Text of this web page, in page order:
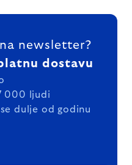
newsletter?
dostavu
000 ljudi
dulje od godinu